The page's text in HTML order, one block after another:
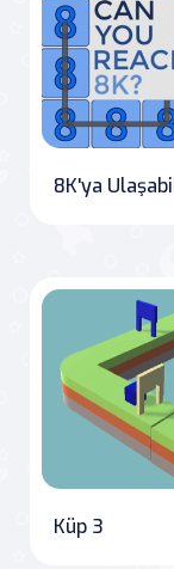
Küp 3